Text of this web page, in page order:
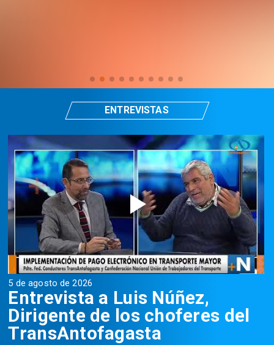
5 de agosto de 2026
Entrevista a Luis Núñez,
Dirigente de los choferes del
TransAntofagasta
ENTREVISTAS